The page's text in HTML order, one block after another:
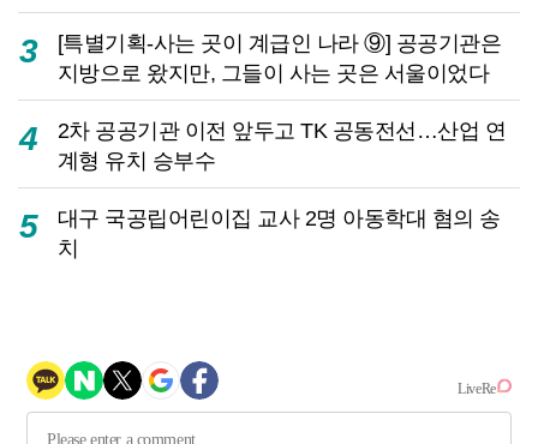
3
[특별기획-사는 곳이 계급인 나라 ⑨] 공공기관은
지방으로 왔지만, 그들이 사는 곳은 서울이었다
4
2차 공공기관 이전 앞두고 TK 공동전선…산업 연
계형 유치 승부수
5
대구 국공립어린이집 교사 2명 아동학대 혐의 송
치